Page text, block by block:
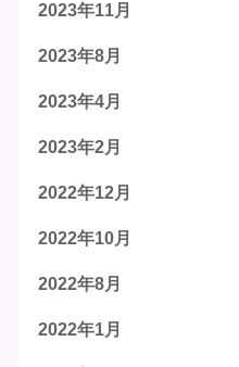
2023年11月
2023年8月
2023年4月
2023年2月
2022年12月
2022年10月
2022年8月
2022年1月